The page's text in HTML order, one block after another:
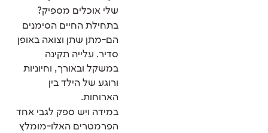
שלי אוכלים מספיק?
בתחילת החיים הסימנים
הם-מתן שתן וצואה באופן
סדיר. עלייה תקינה
במשקל ובאורך, וחיוניות
ורוגע של הילד בין
הארוחות.
במידה ויש ספק לגבי אחד
הפרמטרים האלו-מומלץ